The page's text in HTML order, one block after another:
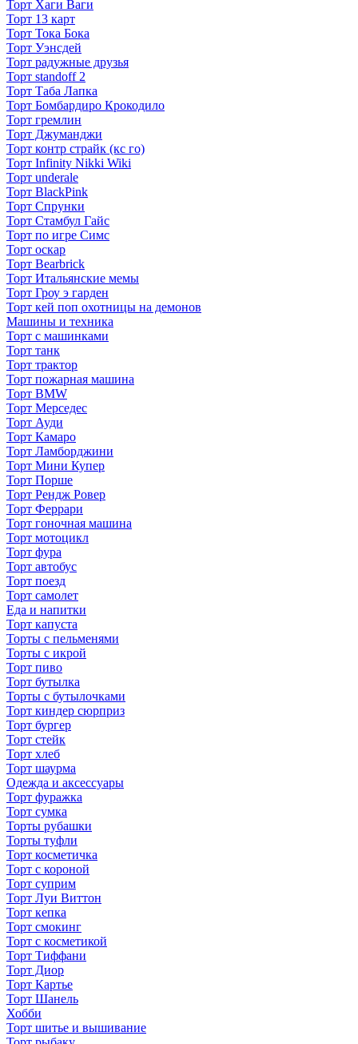
Торт Хаги Ваги
Торт 13 карт
Торт Тока Бока
Торт Уэнсдей
Торт радужные друзья
Торт standoff 2
Торт Таба Лапка
Торт Бомбардиро Крокодило
Торт гремлин
Торт Джуманджи
Торт контр страйк (кс го)
Торт Infinity Nikki Wiki
Торт underale
Торт BlackPink
Торт Спрунки
Торт Стамбул Гайс
Торт по игре Симс
Торт оскар
Торт Bearbrick
Торт Итальянские мемы
Торт Гроу э гарден
Торт кей поп охотницы на демонов
Машины и техника
Торт с машинками
Торт танк
Торт трактор
Торт пожарная машина
Торт BMW
Торт Мерседес
Торт Ауди
Торт Камаро
Торт Ламборджини
Торт Мини Купер
Торт Порше
Торт Рендж Ровер
Торт Феррари
Торт гоночная машина
Торт мотоцикл
Торт фура
Торт автобус
Торт поезд
Торт самолет
Еда и напитки
Торт капуста
Торты с пельменями
Торты с икрой
Торт пиво
Торт бутылка
Торты с бутылочками
Торт киндер сюрприз
Торт бургер
Торт стейк
Торт хлеб
Торт шаурма
Одежда и аксессуары
Торт фуражка
Торт сумка
Торты рубашки
Торты туфли
Торт косметичка
Торт с короной
Торт суприм
Торт Луи Виттон
Торт кепка
Торт смокинг
Торт с косметикой
Торт Тиффани
Торт Диор
Торт Картье
Торт Шанель
Хобби
Торт шитье и вышивание